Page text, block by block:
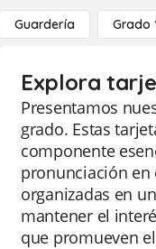
Guardería Grado
Explora
Presentamos
grado. Estas
componente
pronunciación en
organizadas en
mantener el
que promueven